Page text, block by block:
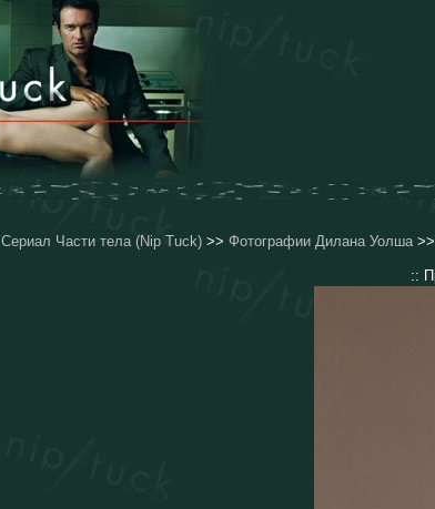
Сериал Части тела (Nip Tuck) >> Фотографии Дилана Уолша>>
::